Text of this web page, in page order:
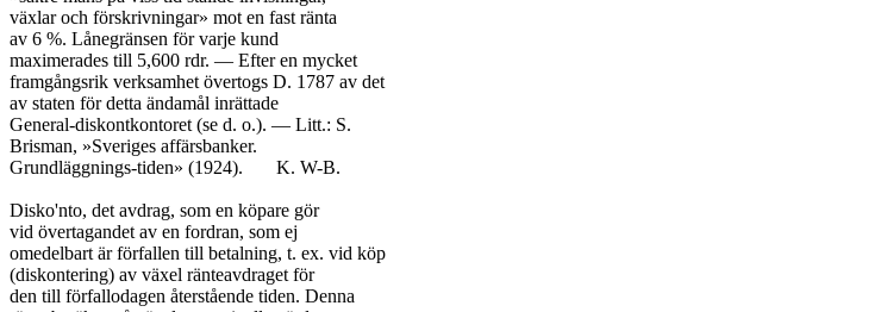
växlar och förskrivningar» mot en fast ränta
av 6 %. Lånegränsen för varje kund
maximerades till 5,600 rdr. — Efter en mycket
framgångsrik verksamhet övertogs D. 1787 av det
av staten för detta ändamål inrättade
General-diskontkontoret (se d. o.). — Litt.: S.
Brisman, »Sveriges affärsbanker.
Grundläggnings-tiden» (1924).	K. W-B.
Disko'nto, det avdrag, som en köpare gör
vid övertagandet av en fordran, som ej
omedelbart är förfallen till betalning, t. ex. vid köp
(diskontering) av växel ränteavdraget för
den till förfallodagen återstående tiden. Denna